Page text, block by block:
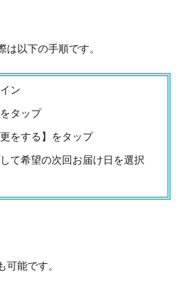
以下の手順です。
ン
タップ
をする】をタップ
て希望の次回お届け日を選択
能です。